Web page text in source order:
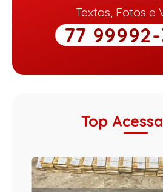
Textos, Fotos e
77
Top